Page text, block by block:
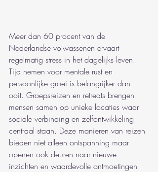
Meer dan 60 procent van de
Nederlandse volwassenen ervaart
regelmatig stress in het dagelijks leven.
Tijd nemen voor mentale rust en
persoonlijke groei is belangrijker dan
ooit. Groepsreizen en retreats brengen
mensen samen op unieke locaties waar
sociale verbinding en zelfontwikkeling
centraal staan. Deze manieren van reizen
bieden niet alleen ontspanning maar
openen ook deuren naar nieuwe
inzichten en waardevolle ontmoetingen